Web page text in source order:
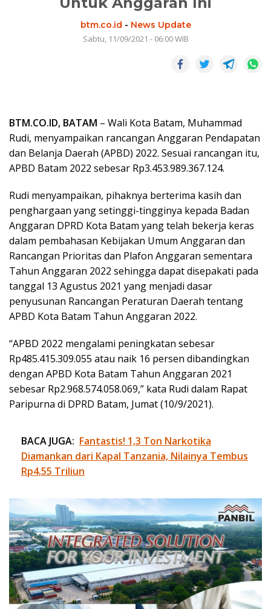
btm.co.id - News Update
Sabtu, 11/09/2021 - 06:00 WIB
BTM.CO.ID, BATAM – Wali Kota Batam, Muhammad
Rudi, menyampaikan rancangan Anggaran Pendapatan
dan Belanja Daerah (APBD) 2022. Sesuai rancangan itu,
APBD Batam 2022 sebesar Rp3.453.989.367.124.
Rudi menyampaikan, pihaknya berterima kasih dan
penghargaan yang setinggi-tingginya kepada Badan
Anggaran DPRD Kota Batam yang telah bekerja keras
dalam pembahasan Kebijakan Umum Anggaran dan
Rancangan Prioritas dan Plafon Anggaran sementara
Tahun Anggaran 2022 sehingga dapat disepakati pada
tanggal 13 Agustus 2021 yang menjadi dasar
penyusunan Rancangan Peraturan Daerah tentang
APBD Kota Batam Tahun Anggaran 2022.
“APBD 2022 mengalami peningkatan sebesar
Rp485.415.309.055 atau naik 16 persen dibandingkan
dengan APBD Kota Batam Tahun Anggaran 2021
sebesar Rp2.968.574.058.069,” kata Rudi dalam Rapat
Paripurna di DPRD Batam, Jumat (10/9/2021).
BACA JUGA: Fantastis! 1,3 Ton Narkotika
Diamankan dari Kapal Tanzania, Nilainya Tembus
Rp4,55 Triliun